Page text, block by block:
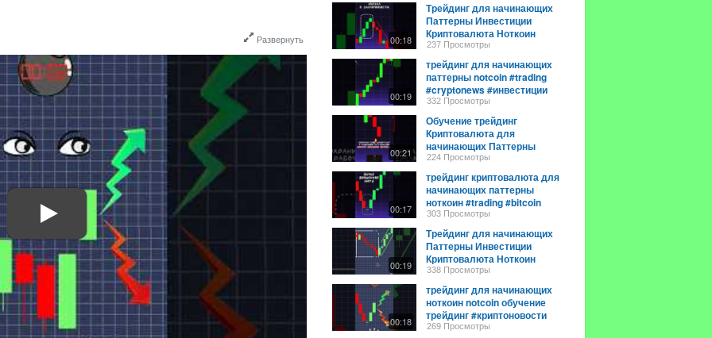
Развернуть 00:18
Трейдинг для начинающих
Паттерны Инвестиции
Криптовалюта Ноткоин
#trading #cryptonews
#notcoin
237 Просмотры
00:19
трейдинг для начинающих
паттерны notcoin #trading
#cryptonews #инвестиции
#криптоновости #notcoin
332 Просмотры
00:21
Обучение трейдинг
Криптовалюта для
начинающих Паттерны
Ноткоин #cryptonews
#notcoin #trading
224 Просмотры
00:17
трейдинг криптовалюта для
начинающих паттерны
ноткоин #trading #bitcoin
#notcoin #cryptonews #топ
303 Просмотры
00:19
Трейдинг для начинающих
Паттерны Инвестиции
Криптовалюта Ноткоин
#криптоновости #cryptonews
#trading
338 Просмотры
00:18
трейдинг для начинающих
ноткоин notcoin обучение
трейдинг #криптоновости
#trading #cryptonews #eth
269 Просмотры